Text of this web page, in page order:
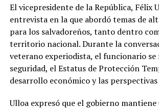
Además de la seguridad, las autoridades
cooperación económica, comercial y
partes acordaron impulsar la creación
Binacional Empresarial orientado a
comercio, la inversión y nuevas
desarrollo entre Colombia y El Salvador.
inteligencia artificial y transformación
El vicepresidente de la República, Félix
entrevista en la que abordó temas de
para los salvadoreños, tanto dentro
territorio nacional. Durante la
veterano experiodista, el funcionario
seguridad, el Estatus de Protección
desarrollo económico y las
Ulloa expresó que el gobierno